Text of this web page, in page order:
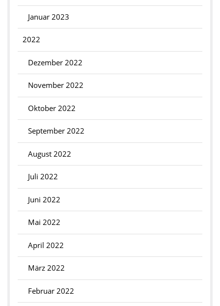
Januar 2023
2022
Dezember 2022
November 2022
Oktober 2022
September 2022
August 2022
Juli 2022
Juni 2022
Mai 2022
April 2022
März 2022
Februar 2022